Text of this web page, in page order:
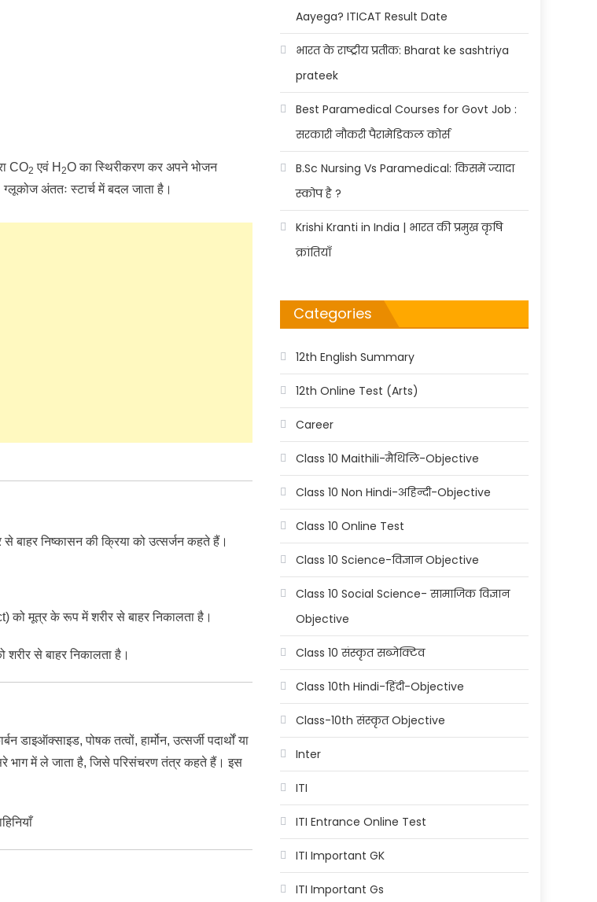
CO2 एवं H 2O का स्थिरीकरण कर अपने भोजन
ग्लूकोजअंततः स्टार्च में बदल जाता है।
बाहर निष्कासन की क्रिया को उत्सर्जन कहते हैं।
को मूत्र के रूप में शरीर से बाहर निकालता है।
शरीर से बाहर निकालता है।
पोषक तत्वों, हार्मोन, उत्सर्जी पदार्थों या
भाग में ले जाता है, जिसे परिसंचरण तंत्र कहते हैं। इस
Aayega? ITICAT Result Date
भारत के राष्ट्रीय प्रतीक: Bharat ke sashtriya
prateek
Best Paramedical Courses for Govt Job :
सरकारी नौकरी पैरामेडिकल कोर्स
B.Sc Nursing Vs Paramedical: किसमें ज्यादा
स्कोप है ?
Krishi Kranti in India | भारत की प्रमुख कृषि
क्रांतियाँ
Categories
12th English Summary
12th Online Test (Arts)
Career
Class 10 Maithili-मैथिलि-Objective
Class 10 Non Hindi-अहिन्दी-Objective
Class 10 Online Test
Class 10 Science-विज्ञान Objective
Class 10 Social Science- सामाजिक विज्ञान
Objective
Class 10 संस्कृत सब्जेक्टिव
Class 10th Hindi-हिंदी-Objective
Class-10th संस्कृत Objective
Inter
ITI
ITI Entrance Online Test
ITI Important GK
ITI Important Gs